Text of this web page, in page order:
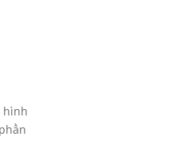
hình